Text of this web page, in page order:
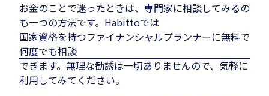
お金のことで迷ったときは、専門家に相談してみるの
も一つの方法です。Habittoでは
国家資格を持つファイナンシャルプランナーに無料で
何度でも相談
できます。無理な勧誘は一切ありませんので、気軽に
利用してみてください。